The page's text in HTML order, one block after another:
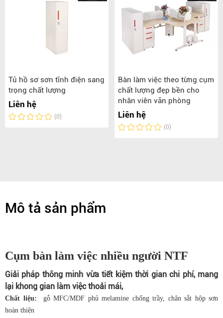
Tủ hồ sơ sơn tĩnh điện sang
trọng chất lượng
Liên hệ
(0)
Bàn làm việc theo từng cụm
chất lượng đẹp bền cho
nhân viên văn phòng
Liên hệ
(0)
Mô tả sản phẩm
Cụm bàn làm việc nhiều người NTF
Giải pháp thông minh vừa tiết kiệm thời gian chi phí, mang
lại khong gian làm việc thoải mái,
Chất liệu: gỗ MFC/MDF phủ melamine chống trầy, chân sắt hộp sơn
hoàn thiện